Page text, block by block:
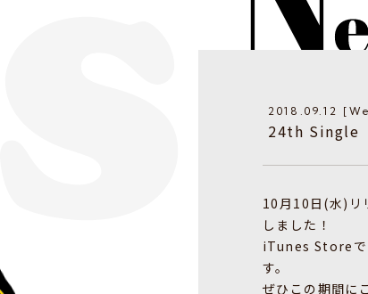
2018.09.12
24th Single
10月10日(水)
しました！
iTunes Storeで
す。
ぜひこの期間に